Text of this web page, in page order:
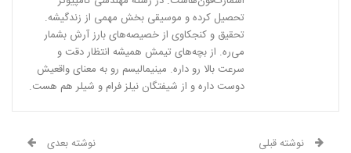
تحصیل کرده و موسیقی بخش مهمی از زندگیشه.
تحقیق و کنجکاوی از خصیصه‌های بارز آرش بشمار
می‌ره. از بچه‌های تیمش همیشه انتظار دقت و
سرعت بالا رو داره. مینیمالیسم رو به معنای واقعیش
دوست داره و از شیفتگان نیلز فرام و شیلر هم هست.
نوشته قبلی نوشته بعدی